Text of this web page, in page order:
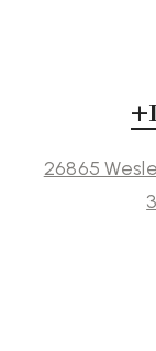
26865